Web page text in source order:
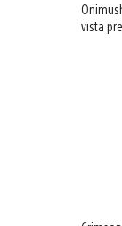
vista